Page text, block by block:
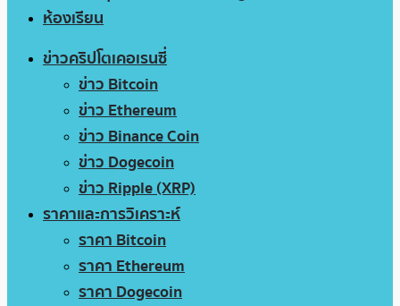
ห้องเรียน
ข่าวคริปโตเคอเรนซี่
ข่าว Bitcoin
ข่าว Ethereum
ข่าว Binance Coin
ข่าว Dogecoin
ข่าว Ripple (XRP)
ราคาและการวิเคราะห์
ราคา Bitcoin
ราคา Ethereum
ราคา Dogecoin